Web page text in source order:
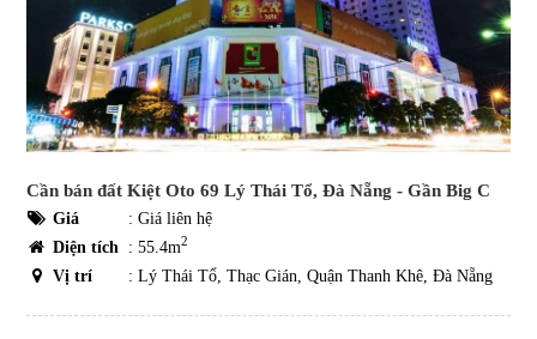
Cần bán đất Kiệt Oto 69 Lý Thái Tổ, Đà Nẵng - Gần Big C
Giá : Giá liên hệ
Diện tích : 55.4m2
Vị trí : Lý Thái Tổ, Thạc Gián, Quận Thanh Khê, Đà Nẵng